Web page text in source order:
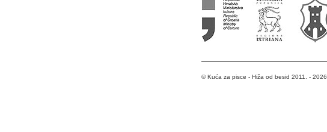
© Kuća za pisce - Hiža od besid 2011. - 2026.